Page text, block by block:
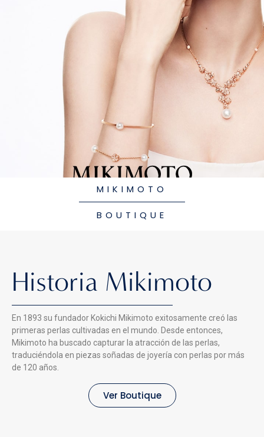
MIKIMOTO
BOUTIQUE
Historia Mikimoto
En 1893 su fundador Kokichi Mikimoto exitosamente creó las
primeras perlas cultivadas en el mundo. Desde entonces,
Mikimoto ha buscado capturar la atracción de las perlas,
traduciéndola en piezas soñadas de joyería con perlas por más
de 120 años.
Ver Boutique